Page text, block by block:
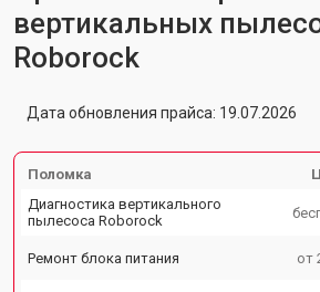
вертикальных
Roborock
Дата обновления прайса: 19.07.2026
Поломка
Диагностика вертикального
пылесоса Roborock
Ремонт блока питания от